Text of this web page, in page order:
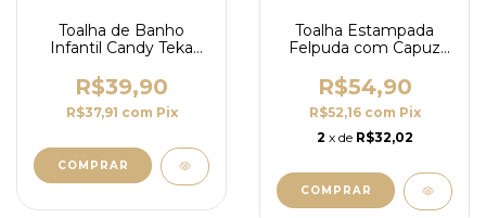
Toalha de Banho
Infantil Candy Teka
R$39,90
R$37,91 com Pix
COMPRAR
Toalha Estampada
Felpuda com Capuz
R$54,90
R$52,16 com Pix
2 x de R$32,02
COMPRAR